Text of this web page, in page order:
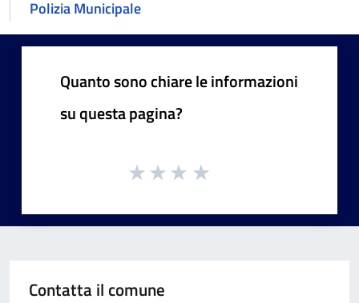
Polizia Municipale
Quanto sono chiare le informazioni
su questa pagina?
Contatta il comune